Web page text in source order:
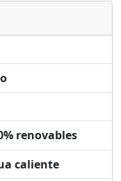
view
renovables
caliente